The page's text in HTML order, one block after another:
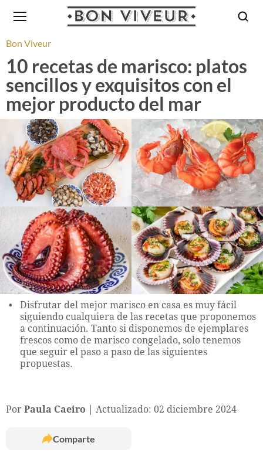
Bon Viveur
10 recetas de marisco: platos
sencillos y exquisitos con el
mejor producto del mar
Disfrutar del mejor marisco en casa es muy fácil
siguiendo cualquiera de las recetas que proponemos
a continuación. Tanto si disponemos de ejemplares
frescos como de marisco congelado, solo tenemos
que seguir el paso a paso de las siguientes
propuestas.
Por Paula Caeiro Actualizado: 02 diciembre 2024
Comparte